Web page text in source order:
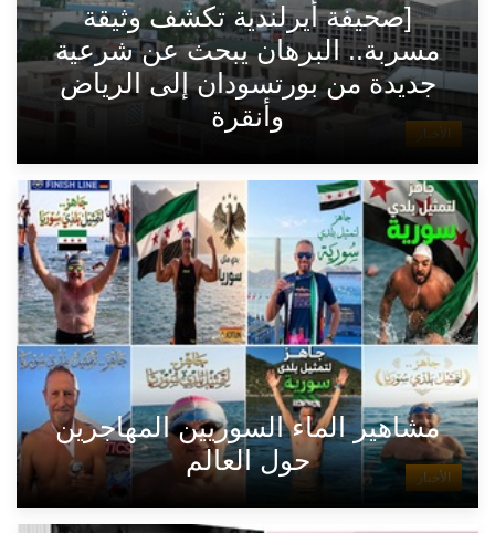
الأخبار
[صحيفة أيرلندية تكشف وثيقة
مسربة.. البرهان يبحث عن شرعية
جديدة من بورتسودان إلى الرياض
وأنقرة
الأخبار
مشاهير الماء السوريين المهاجرين
حول العالم